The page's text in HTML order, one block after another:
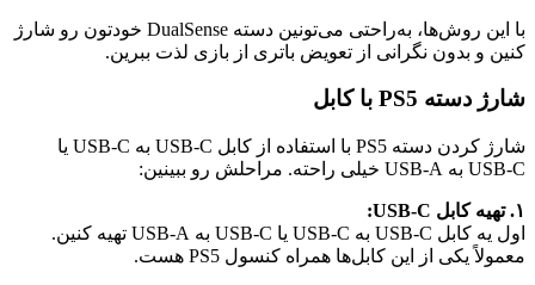
با این روش‌ها، به‌راحتی می‌تونین دسته DualSense خودتون رو شارژ
کنین و بدون نگرانی از تعویض باتری از بازی لذت ببرین.
شارژ دسته PS5 با کابل
شارژ کردن دسته PS5 با استفاده از کابل USB-C به USB-C یا
USB-C به USB-A خیلی راحته. مراحلش رو ببینین:
۱. تهیه کابل USB-C:
اول یه کابل USB-C به USB-C یا USB-C به USB-A تهیه کنین.
معمولاً یکی از این کابل‌ها همراه کنسول PS5 هست.